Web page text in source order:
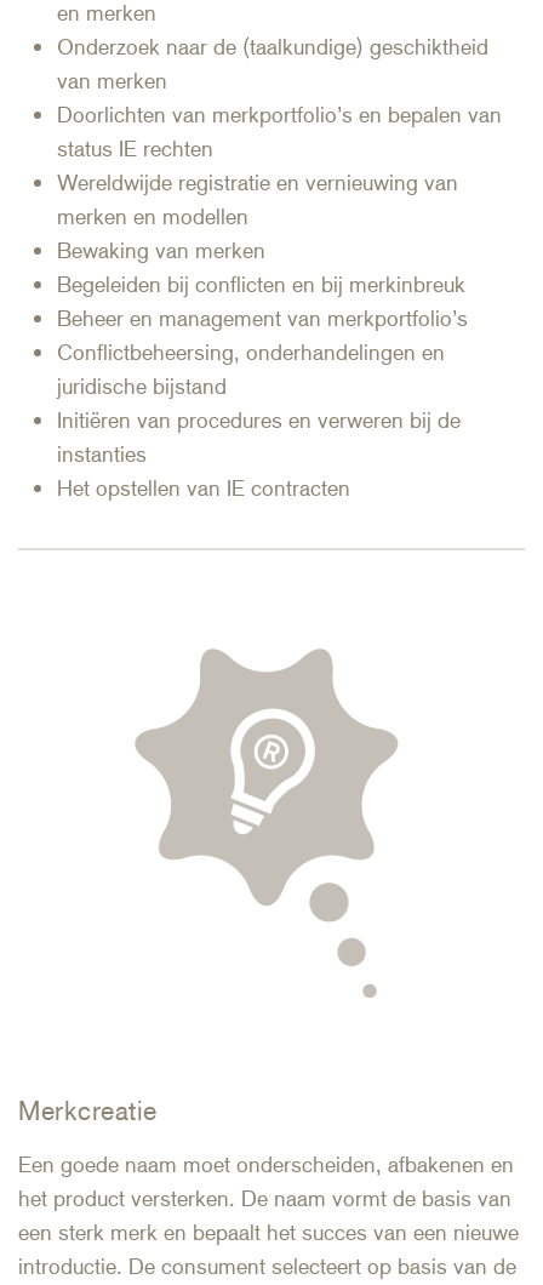
en merken
Onderzoek naar de (taalkundige) geschiktheid
van merken
Doorlichten van merkportfolio’s en bepalen van
status IE rechten
Wereldwijde registratie en vernieuwing van
merken en modellen
Bewaking van merken
Begeleiden bij conflicten en bij merkinbreuk
Beheer en management van merkportfolio’s
Conflictbeheersing, onderhandelingen en
juridische bijstand
Initiëren van procedures en verweren bij de
instanties
Het opstellen van IE contracten
Merkcreatie
Een goede naam moet onderscheiden, afbakenen en
het product versterken. De naam vormt de basis van
een sterk merk en bepaalt het succes van een nieuwe
introductie. De consument selecteert op basis van de